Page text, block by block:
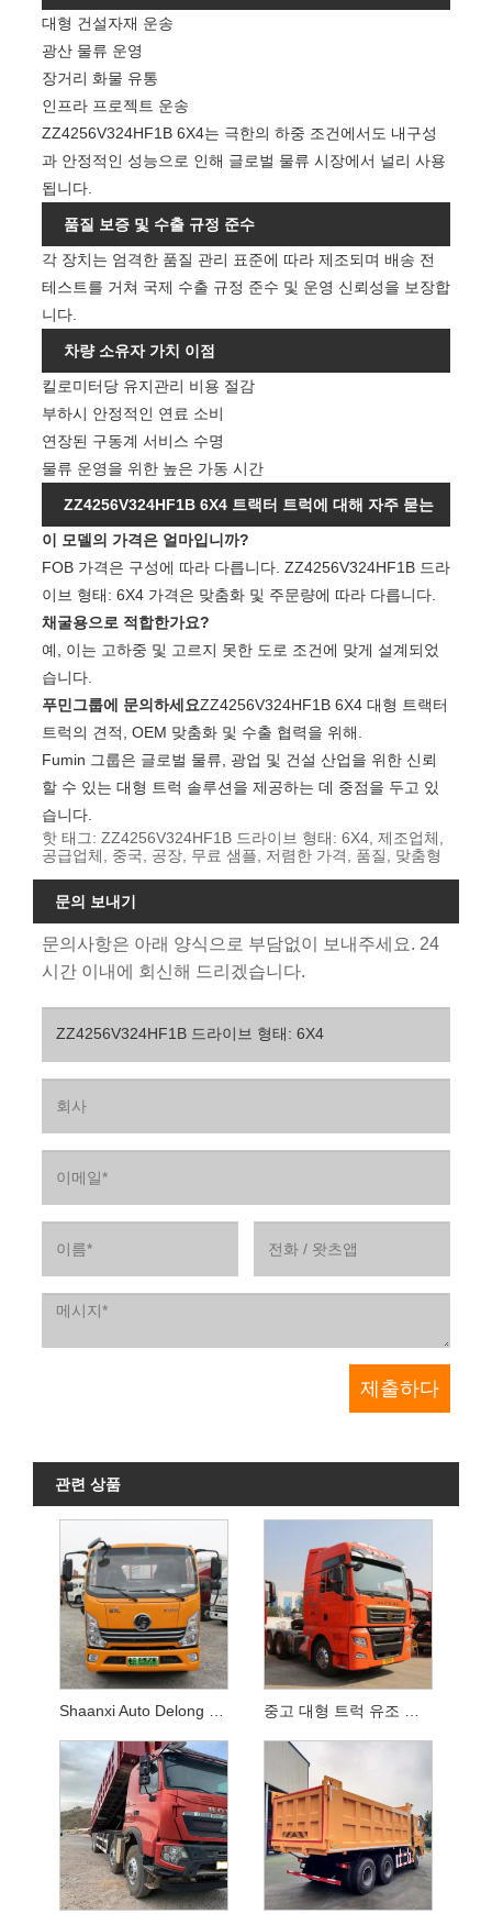
대형 건설자재 운송
광산 물류 운영
장거리 화물 유통
인프라 프로젝트 운송
ZZ4256V324HF1B 6X4는 극한의 하중 조건에서도 내구성
과 안정적인 성능으로 인해 글로벌 물류 시장에서 널리 사용
됩니다.
품질 보증 및 수출 규정 준수
각 장치는 엄격한 품질 관리 표준에 따라 제조되며 배송 전
테스트를 거쳐 국제 수출 규정 준수 및 운영 신뢰성을 보장합
니다.
차량 소유자 가치 이점
킬로미터당 유지관리 비용 절감
부하시 안정적인 연료 소비
연장된 구동계 서비스 수명
물류 운영을 위한 높은 가동 시간
ZZ4256V324HF1B 6X4 트랙터 트럭에 대해 자주 묻는
질문
이 모델의 가격은 얼마입니까?
FOB 가격은 구성에 따라 다릅니다. ZZ4256V324HF1B 드라
이브 형태: 6X4 가격은 맞춤화 및 주문량에 따라 다릅니다.
채굴용으로 적합한가요?
예, 이는 고하중 및 고르지 못한 도로 조건에 맞게 설계되었
습니다.
푸민그룹에 문의하세요ZZ4256V324HF1B 6X4 대형 트랙터
트럭의 견적, OEM 맞춤화 및 수출 협력을 위해.
Fumin 그룹은 글로벌 물류, 광업 및 건설 산업을 위한 신뢰
할 수 있는 대형 트럭 솔루션을 제공하는 데 중점을 두고 있
습니다.
핫 태그: ZZ4256V324HF1B 드라이브 형태: 6X4, 제조업체,
공급업체, 중국, 공장, 무료 샘플, 저렴한 가격, 품질, 맞춤형
문의 보내기
문의사항은 아래 양식으로 부담없이 보내주세요. 24
시간 이내에 회신해 드리겠습니다.
관련 상품
Shaanxi Auto Delong 중고 트럭 중고 대형 트럭 유조 트럭